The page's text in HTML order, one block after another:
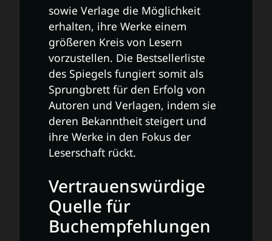
sowie Verlage die Möglichkeit
erhalten, ihre Werke einem
größeren Kreis von Lesern
vorzustellen. Die Bestsellerliste
des Spiegels fungiert somit als
Sprungbrett für den Erfolg von
Autoren und Verlagen, indem sie
deren Bekanntheit steigert und
ihre Werke in den Fokus der
Leserschaft rückt.
Vertrauenswürdige
Quelle für
Buchempfehlungen